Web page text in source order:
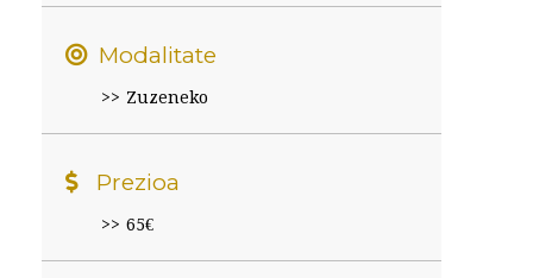
Modalitate
Zuzeneko
Prezioa
65€